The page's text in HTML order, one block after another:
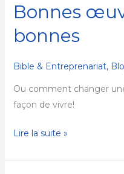
Bonnes
bonnes
Bible & Entreprenariat,
Ou comment changer
façon de vivre!
Bonnes
VS
bonnes
Lire la suite »